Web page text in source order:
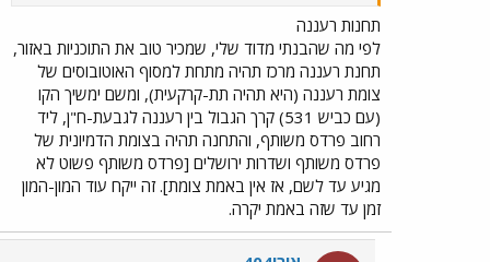
לעיל. השאלה שלי היא האם ידוע היכן יהיו תחנות הרכבת
העתידות לבוא: רעננה מרכז ורעננה מערב?
תחנות רעננה
לפי מה שהבנתי מדוד שלי, שמכיר טוב את התוכניות באזור,
תחנת רעננה מרכז תהיה מתחת למסוף האוטובוסים של
צומת רעננה (היא תהיה תת-קרקעית), ומשם ימשיך הקו
(עם כביש 531) קרך הגבול בין רעננה לגבעת-ח"ן, ליד
רחוב פרדס משותף, והתחנה תהיה בצומת הדמיונית של
פרדס משותף ושדרות ירושלים [פרדס משותף פשוט לא
מגיע עד לשם, אז אין באמת צומת]. זה ייקח עוד המון-המון
זמן עד שזה באמת יקרה.